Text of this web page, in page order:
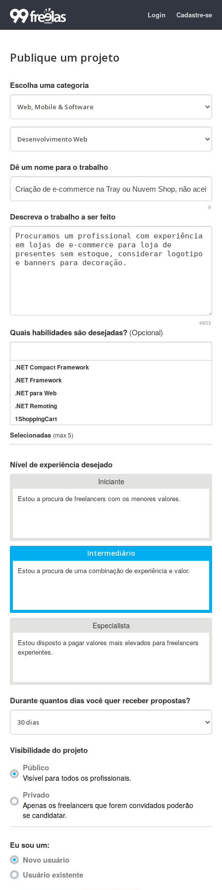
Login Cadastre-se
Publique um projeto
Escolha uma categoria
Dê um nome para o trabalho
9
Descreva o trabalho a ser feito
4853
Quais habilidades são desejadas? (Opcional)
.NET Compact Framework
.NET Framework
.NET para Web
.NET Remoting
1ShoppingCart
3DS Max
3GSM
802.11
A-GPS
ABAP
Abaqus
ABBYY FineReader
Ableton
Ableton Push
Abstract
AC3
ACID Pro
ACPI
Acrobat
Acrobat X
Acronis
ACT
Actimize
ActionScript
ActionScript 3
Selecionadas (max 5)
Nível de experiência desejado
Iniciante
Estou a procura de freelancers com os menores valores.
Intermediário
Estou a procura de uma combinação de experiência e valor.
Especialista
Estou disposto a pagar valores mais elevados para freelancers
experientes.
Durante quantos dias você quer receber propostas?
Visibilidade do projeto
Público
Visível para todos os profissionais.
Privado
Apenas os freelancers que forem convidados poderão
se candidatar.
Eu sou um:
Novo usuário
Usuário existente